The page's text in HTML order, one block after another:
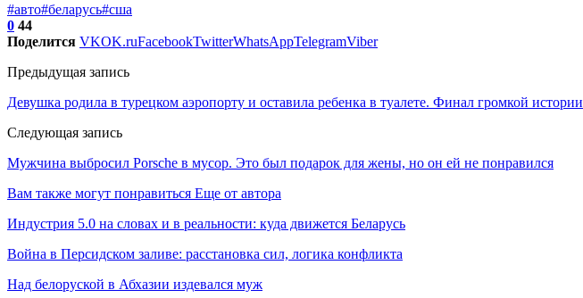
#авто#беларусь#сша
0 44
Поделится VKOK.ruFacebookTwitterWhatsAppTelegramViber
Предыдущая запись
Девушка родила в турецком аэропорту и оставила ребенка в туалете. Финал громкой истории
Следующая запись
Мужчина выбросил Porsche в мусор. Это был подарок для жены, но он ей не понравился
Вам также могут понравиться Еще от автора
Индустрия 5.0 на словах и в реальности: куда движется Беларусь
Война в Персидском заливе: расстановка сил, логика конфликта
Над белоруской в Абхазии издевался муж